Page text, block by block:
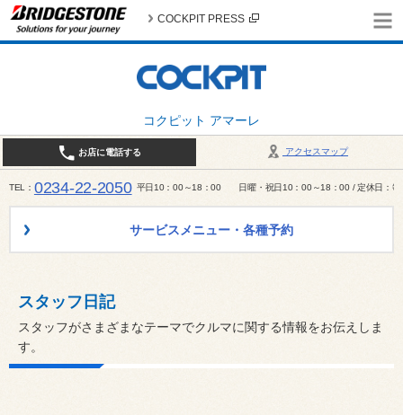
コクピット アマーレ
COCKPIT PRESS
アクセスマップ
お店に電話する
TEL 0234-22-2050 平日10：00～18：00 日曜・祝日10：00～18：00 / 定休日：毎
サービスメニュー・各種予約
スタッフ日記
スタッフがさまざまなテーマでクルマに関する情報をお伝えしま
す。